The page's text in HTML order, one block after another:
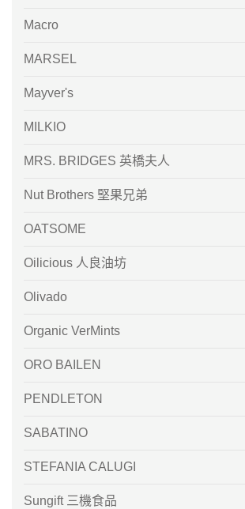
Macro
MARSEL
Mayver's
MILKIO
MRS. BRIDGES 英橋夫人
Nut Brothers 堅果兄弟
OATSOME
Oilicious 人良油坊
Olivado
Organic VerMints
ORO BAILEN
PENDLETON
SABATINO
STEFANIA CALUGI
Sungift 三機食品